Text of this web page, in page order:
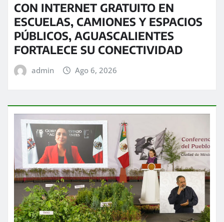
CON INTERNET GRATUITO EN
ESCUELAS, CAMIONES Y ESPACIOS
PÚBLICOS, AGUASCALIENTES
FORTALECE SU CONECTIVIDAD
admin Ago 6, 2026